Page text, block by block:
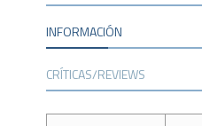
INFORMACIÓN
CRÍTICAS/REVIEWS